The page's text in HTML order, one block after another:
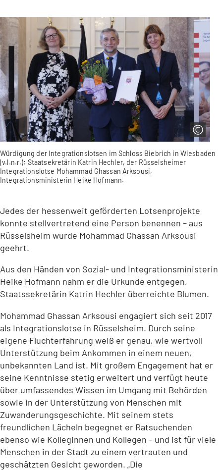
Würdigung der Integrationslotsen im Schloss Biebrich in Wiesbaden
(v.l.n.r.): Staatsekretärin Katrin Hechler, der Rüsselsheimer
Integrationslotse Mohammad Ghassan Arksousi,
Integrationsministerin Heike Hofmann.
Jedes der hessenweit geförderten Lotsenprojekte
konnte stellvertretend eine Person benennen – aus
Rüsselsheim wurde Mohammad Ghassan Arksousi
geehrt.
Aus den Händen von Sozial- und Integrationsministerin
Heike Hofmann nahm er die Urkunde entgegen,
Staatssekretärin Katrin Hechler überreichte Blumen.
Mohammad Ghassan Arksousi engagiert sich seit 2017
als Integrationslotse in Rüsselsheim. Durch seine
eigene Fluchterfahrung weiß er genau, wie wertvoll
Unterstützung beim Ankommen in einem neuen,
unbekannten Land ist. Mit großem Engagement hat er
seine Kenntnisse stetig erweitert und verfügt heute
über umfassendes Wissen im Umgang mit Behörden
sowie in der Unterstützung von Menschen mit
Zuwanderungsgeschichte. Mit seinem stets
freundlichen Lächeln begegnet er Ratsuchenden
ebenso wie Kolleginnen und Kollegen – und ist für viele
Menschen in der Stadt zu einem vertrauten und
geschätzten Gesicht geworden. „Die